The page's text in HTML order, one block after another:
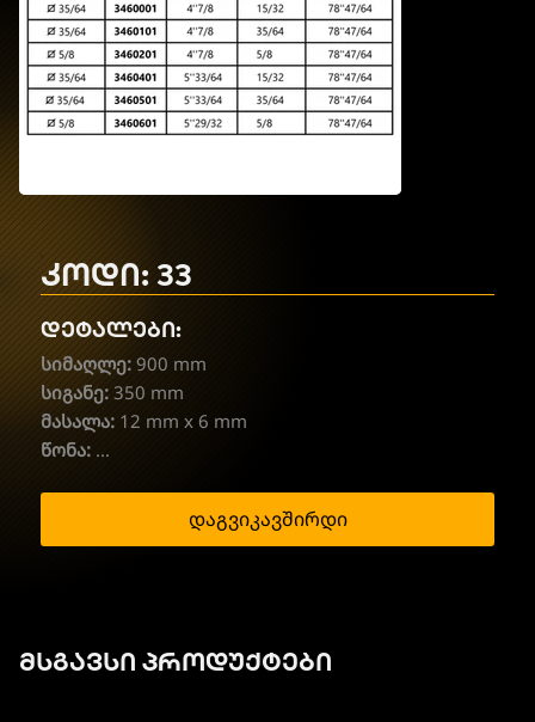
კოდი: 33
დეტალები:
სიმაღლე: 900 mm
სიგანე: 350 mm
მასალა: 12 mm x 6 mm
წონა: ...
დაგვიკავშირდი
მსგავსი პროდუქტები